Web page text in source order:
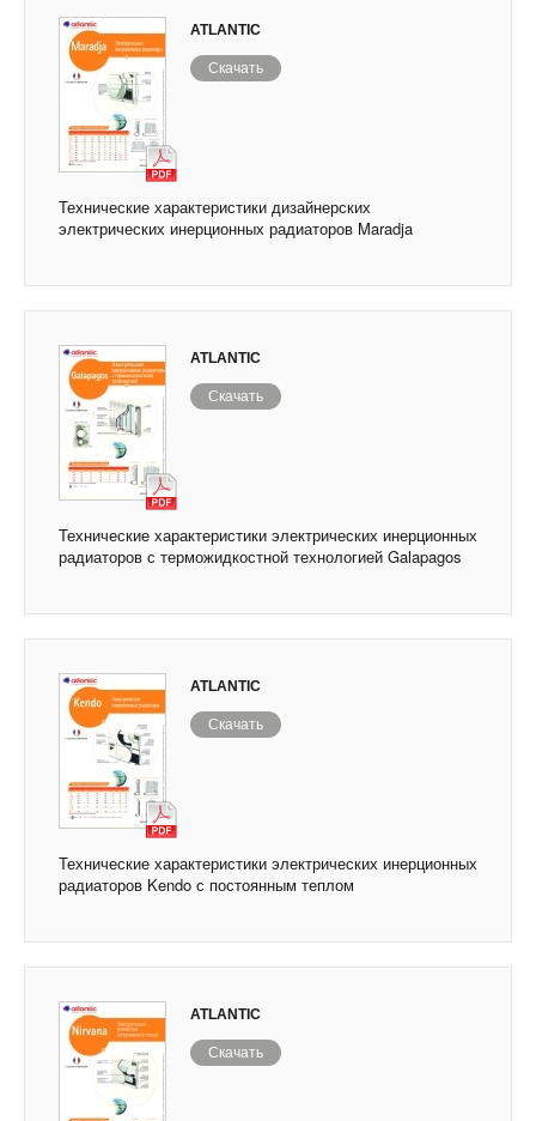
ATLANTIC
Скачать
Технические характеристики дизайнерских
электрических инерционных радиаторов Maradja
ATLANTIC
Скачать
Технические характеристики электрических инерционных
радиаторов с терможидкостной технологией Galapagos
ATLANTIC
Скачать
Технические характеристики электрических инерционных
радиаторов Kendo с постоянным теплом
ATLANTIC
Скачать